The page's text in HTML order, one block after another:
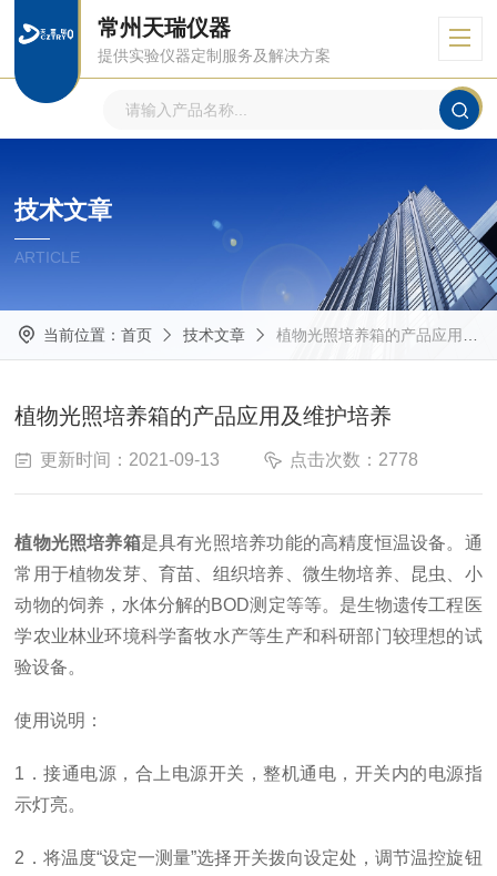
常州天瑞仪器
提供实验仪器定制服务及解决方案
技术文章
ARTICLE
当前位置： 首页 技术文章 植物光照培养箱的产品应用及维护培养
植物光照培养箱的产品应用及维护培养
更新时间：2021-09-13 点击次数：2778
植物光照培养箱是具有光照培养功能的高精度恒温设备。通
常用于植物发芽、育苗、组织培养、微生物培养、昆虫、小
动物的饲养，水体分解的BOD测定等等。是生物遗传工程医
学农业林业环境科学畜牧水产等生产和科研部门较理想的试
验设备。
使用说明：
1．接通电源，合上电源开关，整机通电，开关内的电源指
示灯亮。
2．将温度“设定一测量”选择开关拨向设定处，调节温控旋钮